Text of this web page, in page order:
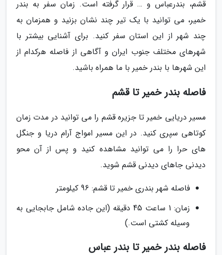
قشم، بندرعباس و … قرار گرفته است. زمان سفر به بندر
خمیر، می توانید با یک تیر چند نشان بزنید و همزمان به
چند شهر از این استان سفر کنید. برای آشنایی بیشتر با
شهرهای مختلف جنوب ایران و آگاهی از فاصله هرکدام از
این شهرها با بندر خمیر با ما همراه باشید.
فاصله بندر خمیر تا قشم
مسیر دریایی خمیر تا جزیره قشم را می توانید در مدت زمان
کوتاهی سپری کنید. در این مسیر امواج آرام دریا و جنگل
های حرا را می توانید مشاهده کنید و پس از آن محو
دیدنی جاهای دیدنی قشم شوید.
فاصله شهر بندری خمیر تا قشم: 96 کیلومتر
زمان: 1 ساعت 45 دقیقه (این جاده شامل جابجایی به
وسیله کشتی است.)
فاصله بندر خمیر تا بندر عباس